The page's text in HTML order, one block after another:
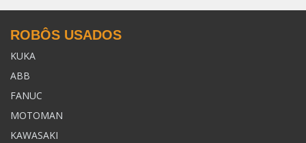
ROBÔS USADOS
KUKA
ABB
FANUC
MOTOMAN
KAWASAKI